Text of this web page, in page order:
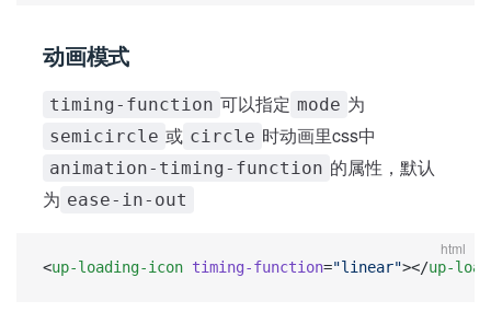
动画模式
timing-function 可以指定 mode 为
semicircle 或 circle 时动画里css中
animation-timing-function 的属性，默认
为 ease-in-out
html
<up-loading-icon timing-function="linear"></up-